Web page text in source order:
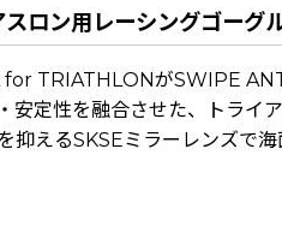
ン用レーシングゴーグ
TRIATHLONがSWIPE
定性を融合させた、トライ
えるSKSEミラーレンズで